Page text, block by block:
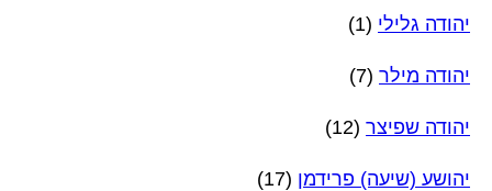
יהודה גלילי (1)
יהודה מילר (7)
יהודה שפיצר (12)
יהושע (שיעה) פרידמן (17)